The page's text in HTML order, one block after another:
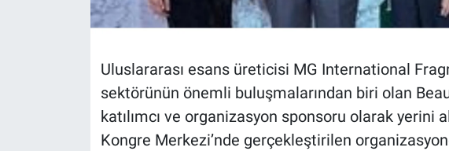
Uluslararası esans üreticisi MG International
sektörünün önemli buluşmalarından biri olan
katılımcı ve organizasyon sponsoru olarak yerini
Kongre Merkezi’nde gerçekleştirilen